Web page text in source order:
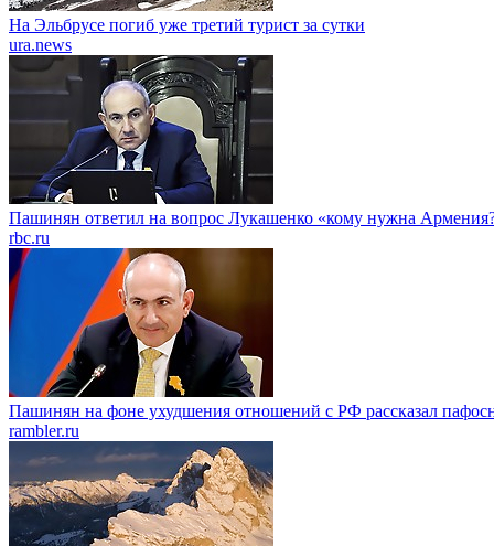
На Эльбрусе погиб уже третий турист за сутки
ura.news
Пашинян ответил на вопрос Лукашенко «кому нужна
rbc.ru
Пашинян на фоне ухудшения отношений с РФ рассказал
rambler.ru